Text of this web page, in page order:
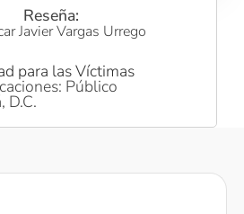
Reseña:
Javier Vargas Urrego
para las Víctimas
Público
D.C.